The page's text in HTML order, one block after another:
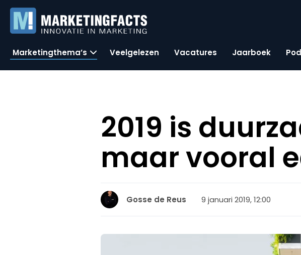
Marketingthema’s Veelgelezen Vacatures Jaarboek
2019 is
maar vooral
Gosse de Reus 9 januari 2019, 12:00